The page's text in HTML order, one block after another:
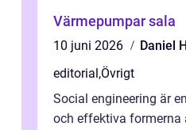
Värmepumpar sala
10 juni 2026
Daniel
editorial,Övrigt
Social engineering är
och effektiva formerna